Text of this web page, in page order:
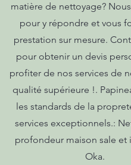
matière de nettoyage?
pour y répondre et vous
prestation sur mesure.
pour obtenir un devis
profiter de nos services de
qualité supérieure !.
les standards de la
services exceptionnels.:
profondeur maison sale et
Oka.